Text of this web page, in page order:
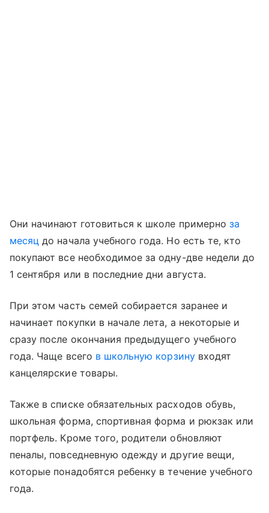
Они начинают готовиться к школе примерно за
месяц до начала учебного года. Но есть те, кто
покупают все необходимое за одну-две недели до
1 сентября или в последние дни августа.
При этом часть семей собирается заранее и
начинает покупки в начале лета, а некоторые и
сразу после окончания предыдущего учебного
года. Чаще всего в школьную корзинувходят
канцелярские товары.
Также в списке обязательных расходов обувь,
школьная форма, спортивная форма и рюкзак или
портфель. Кроме того, родители обновляют
пеналы, повседневную одежду и другие вещи,
которые понадобятся ребенку в течение учебного
года.